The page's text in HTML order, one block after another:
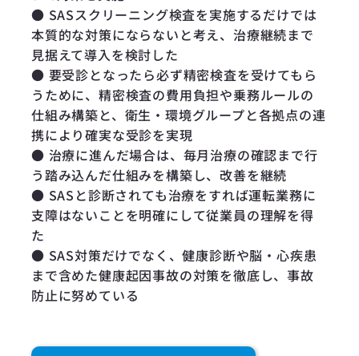
● SASスクリーニング検査を実施するだけでは
本質的な対策にならないと考え、治療継続まで
見据えて導入を検討した
● 要受診となったら必ず精密検査を受けてもら
うために、精密検査の費用負担や乗務ルールの
仕組み構築と、衛生・環境グループと各拠点の連
携により確実な受診を実現
● 治療に進んだ場合は、毎月治療の確認まで行
う踏み込んだ仕組みを構築し、改善を継続
● SASと診断されても治療をすれば運転業務に
支障はないことを明確にして従業員の理解を得
た
● SAS対策だけでなく、健康診断や脳・心疾患
まで含めた健康起因事故の対策を徹底し、事故
防止に努めている